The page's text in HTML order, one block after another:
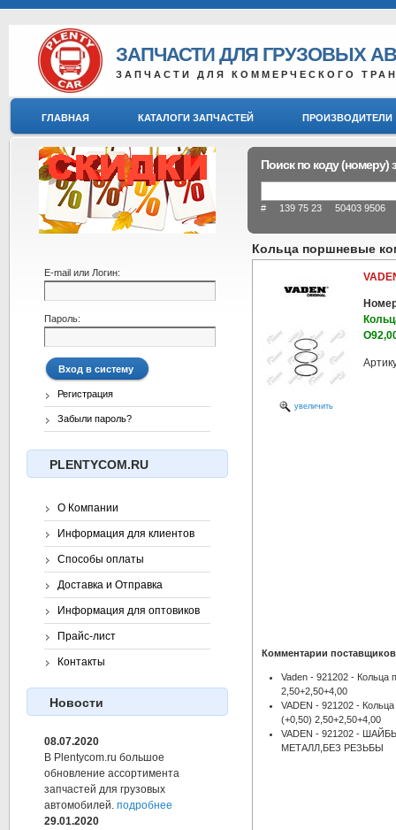
ЗАПЧАСТИ ДЛЯ ГРУЗОВЫХ
ЗАПЧАСТИ ДЛЯ КОММЕРЧЕСКОГО
ГЛАВНАЯ КАТАЛОГИ ЗАПЧАСТЕЙ ПРОИЗВОДИТЕЛИ
Поиск по коду (номеру)
# 139 75 23 50403 9506
Кольца поршневые
увеличить
Комментарии
Vaden - 921202 - Кольца
2,50+2,50+4,00
VADEN - 921202 -
(+0,50) 2,50+2,50+4,00
VADEN - 921202 -
МЕТАЛЛ,БЕЗ РЕЗЬБЫ
E-mail или Логин:
Пароль:
Регистрация
Забыли пароль?
PLENTYCOM.RU
О Компании
Информация для клиентов
Способы оплаты
Доставка и Отправка
Информация для оптовиков
Прайс-лист
Контакты
Новости
08.07.2020
В Plentycom.ru большое
обновление ассортимента
запчастей для грузовых
автомобилей. подробнее
29.01.2020